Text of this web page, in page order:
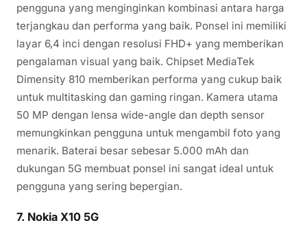
pengguna yang menginginkan kombinasi antara harga
terjangkau dan performa yang baik. Ponsel ini memiliki
layar 6,4 inci dengan resolusi FHD+ yang memberikan
pengalaman visual yang baik. Chipset MediaTek
Dimensity 810 memberikan performa yang cukup baik
untuk multitasking dan gaming ringan. Kamera utama
50 MP dengan lensa wide-angle dan depth sensor
memungkinkan pengguna untuk mengambil foto yang
menarik. Baterai besar sebesar 5.000 mAh dan
dukungan 5G membuat ponsel ini sangat ideal untuk
pengguna yang sering bepergian.
7. Nokia X10 5G